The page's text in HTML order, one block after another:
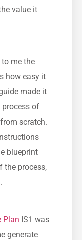
value it
me the
how easy it
made it
process of
scratch.
blueprint
the process,
Plan IS1 was
generate